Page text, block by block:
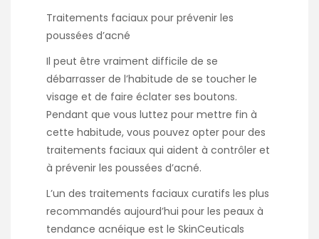
Traitements faciaux pour prévenir les
poussées d’acné
Il peut être vraiment difficile de se
débarrasser de l’habitude de se toucher le
visage et de faire éclater ses boutons.
Pendant que vous luttez pour mettre fin à
cette habitude, vous pouvez opter pour des
traitements faciaux qui aident à contrôler et
à prévenir les poussées d’acné.
L’un des traitements faciaux curatifs les plus
recommandés aujourd’hui pour les peaux à
tendance acnéique est le SkinCeuticals